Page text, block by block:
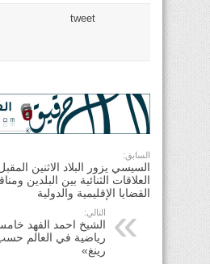
tweet
السابق:
السيسي يزور البلاد الاثنين
العلاقات الثنائية بين البلدين
القضايا الإقليمية والدولية
التالي:
الشيخ احمد الفهد
رياضية في العالم
رينغ»